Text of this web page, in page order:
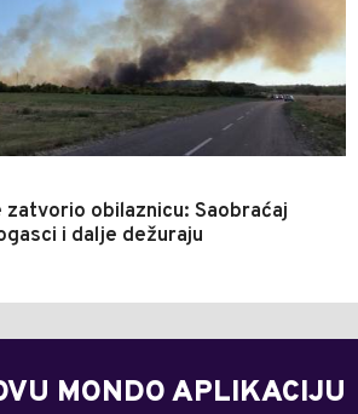
obilaznicu: Saobraćaj
i dalje dežuraju
MONDO APLIKACIJU